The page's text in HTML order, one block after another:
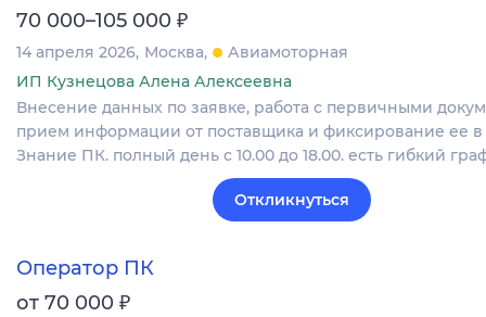
70 000–105 000 ₽
14 апреля 2026 Москва
Авиамоторная
ИП Кузнецова Алена Алексеевна
Внесение данных по заявке, работа с первичными
прием информации от поставщика и фиксирование ее в
Знание ПК. полный день с 10.00 до 18.00. есть гибкий
Откликнуться
Оператор ПК
от 70 000 ₽